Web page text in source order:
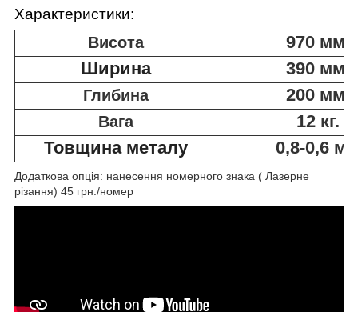
Характеристики:
Висота
970 мм.
Ширина
390 мм.
Глибина 200 мм.
Вага
12 кг.
Товщина металу
0,8-0,6
Додаткова опція: нанесення номерного знака ( Лазерне
різання) 45 грн./номер